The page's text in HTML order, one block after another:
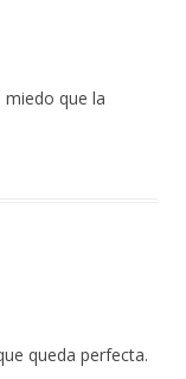
que la
queda perfecta.